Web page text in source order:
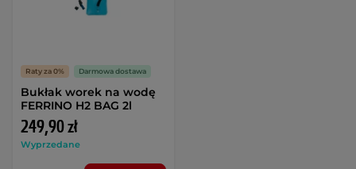
Raty za 0% Darmowa dostawa
Bukłak worek na wodę
FERRINO H2 BAG 2l
249,90 zł
Wyprzedane